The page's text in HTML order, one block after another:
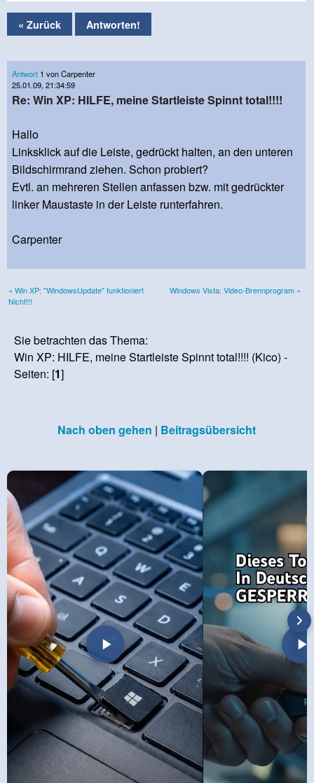
« Zurück Antworten!
Antwort 1 von Carpenter
25.01.09, 21:34:59
Re: Win XP: HILFE, meine Startleiste Spinnt total!!!!
Hallo
Linksklick auf die Leiste, gedrückt halten, an den unteren
Bildschirmrand ziehen. Schon probiert?
Evtl. an mehreren Stellen anfassen bzw. mit gedrückter
linker Maustaste in der Leiste runterfahren.
Carpenter
« Win XP: "WindowsUpdate" funktioniert
Nicht!!!
Windows Vista: Video-Brennprogram »
Sie betrachten das Thema:
Win XP: HILFE, meine Startleiste Spinnt total!!!! (Kico) -
Seiten: [1]
Nach oben gehen | Beitragsübersicht